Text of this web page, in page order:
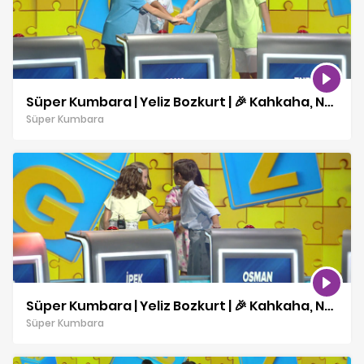
Süper Kumbara | Yeliz Bozkurt | 🎉 Kahkaha, Neşe ve Sürprizler! | 13 10 2025
Süper Kumbara
Süper Kumbara | Yeliz Bozkurt | 🎉 Kahkaha, Neşe ve Sürprizler! | 10 10 2025
Süper Kumbara